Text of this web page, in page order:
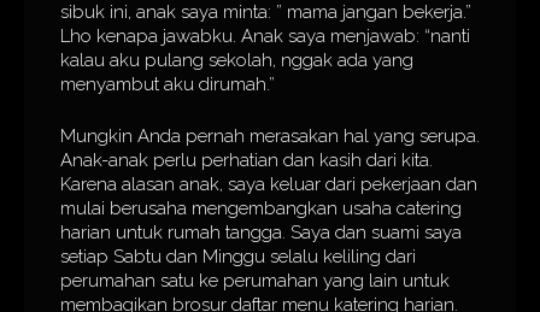
sibuk ini, anak saya minta: ” mama jangan bekerja.”
Lho kenapa jawabku. Anak saya menjawab: “nanti
kalau aku pulang sekolah, nggak ada yang
menyambut aku dirumah.”
Mungkin Anda pernah merasakan hal yang serupa.
Anak-anak perlu perhatian dan kasih dari kita.
Karena alasan anak, saya keluar dari pekerjaan dan
mulai berusaha mengembangkan usaha catering
harian untuk rumah tangga. Saya dan suami saya
setiap Sabtu dan Minggu selalu keliling dari
perumahan satu ke perumahan yang lain untuk
membagikan brosur daftar menu katering harian.